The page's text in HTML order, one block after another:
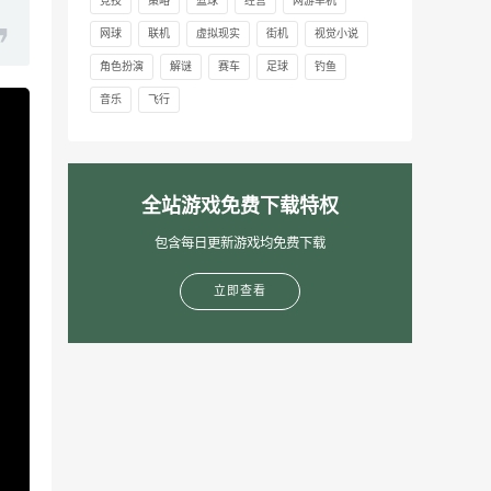
网球 联机 虚拟现实 街机 视觉小说
角色扮演 解谜 赛车 足球 钓鱼
音乐 飞行
全站游戏免费下载特权
包含每日更新游戏均免费下载
立即查看